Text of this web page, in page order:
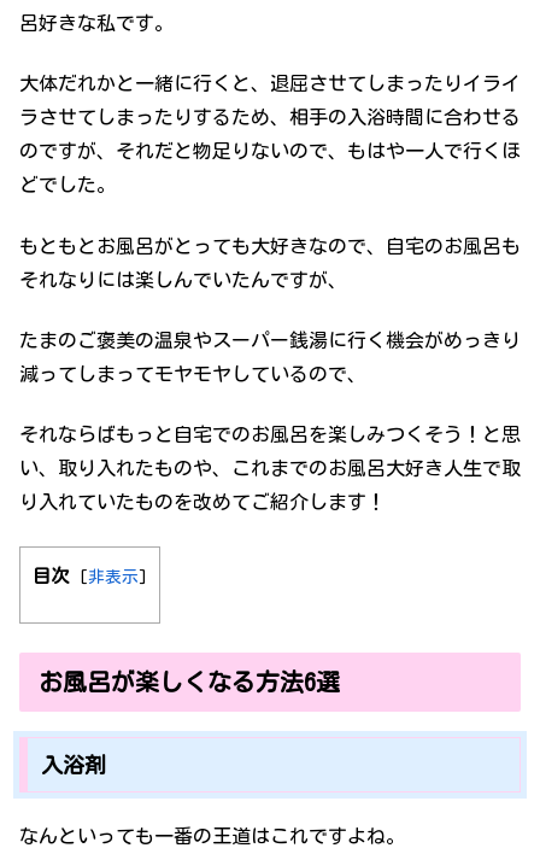
呂好きな私です。
大体だれかと一緒に行くと、退屈させてしまったりイライ
ラさせてしまったりするため、相手の入浴時間に合わせる
のですが、それだと物足りないので、もはや一人で行くほ
どでした。
もともとお風呂がとっても大好きなので、自宅のお風呂も
それなりには楽しんでいたんですが、
たまのご褒美の温泉やスーパー銭湯に行く機会がめっきり
減ってしまってモヤモヤしているので、
それならばもっと自宅でのお風呂を楽しみつくそう！と思
い、取り入れたものや、これまでのお風呂大好き人生で取
り入れていたものを改めてご紹介します！
目次 [非表示]
お風呂が楽しくなる方法6選
入浴剤
なんといっても一番の王道はこれですよね。